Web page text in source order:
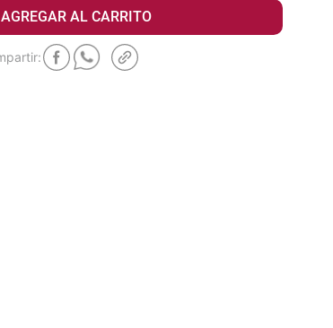
AGREGAR AL CARRITO